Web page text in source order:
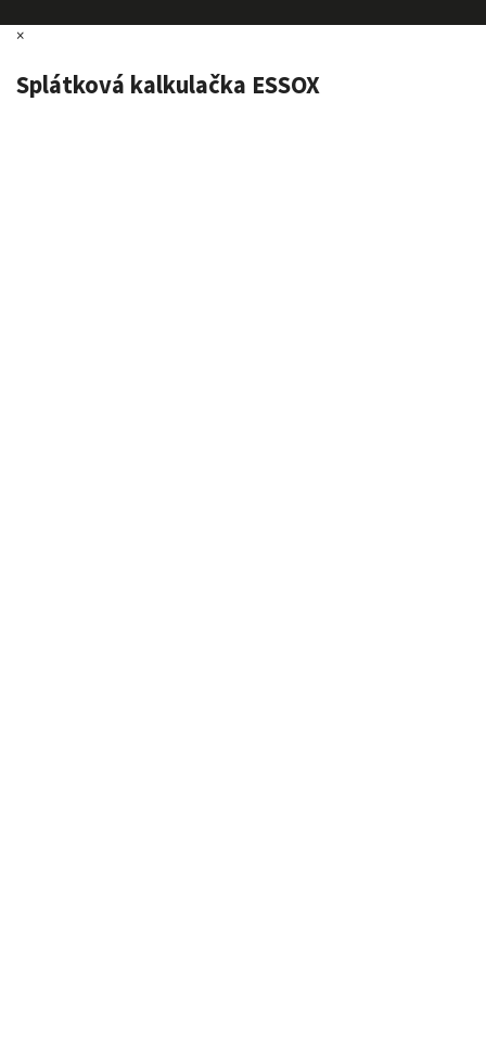
×
Splátková kalkulačka ESSOX